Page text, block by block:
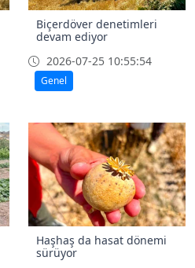
Biçerdöver denetimleri
devam ediyor
2026-07-25 10:55:54
Genel
Haşhaş da hasat dönemi
sürüyor